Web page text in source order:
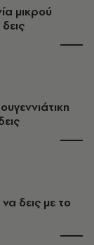
μικρού
δεις με το